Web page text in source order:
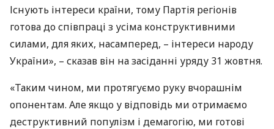
Існують інтереси країни, тому Партія регіонів
готова до співпраці з усіма конструктивними
силами, для яких, насамперед, – інтереси народу
України», – сказав він на засіданні уряду 31 жовтня.
«Таким чином, ми протягуємо руку вчорашнім
опонентам. Але якщо у відповідь ми отримаємо
деструктивний популізм і демагогію, ми готові